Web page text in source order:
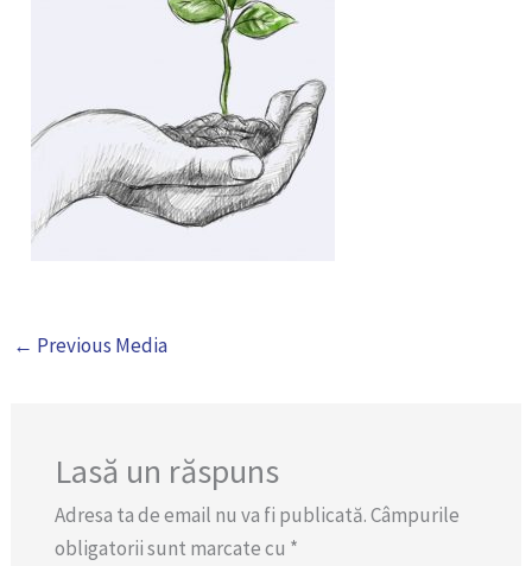
← Previous Media
Lasă un răspuns
Adresa ta de email nu va fi publicată.Câmpurile
obligatorii sunt marcate cu *